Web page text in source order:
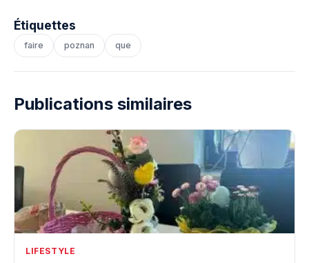
Étiquettes
faire poznan que
Publications similaires
LIFESTYLE